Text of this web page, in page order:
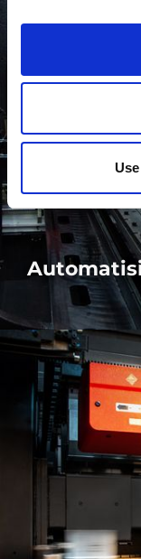
Unsere Biegezellen
unterbrechungsfreie
MEHR